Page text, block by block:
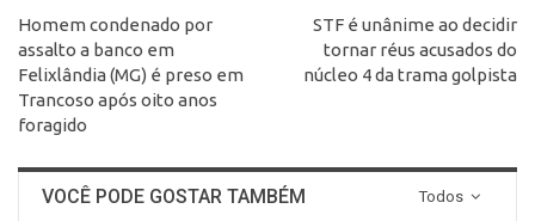
Homem condenado por
assalto a banco em
Felixlândia (MG) é preso em
Trancoso após oito anos
foragido
STF é unânime ao decidir
tornar réus acusados do
núcleo 4 da trama golpista
Todos
VOCÊ PODE GOSTAR TAMBÉM